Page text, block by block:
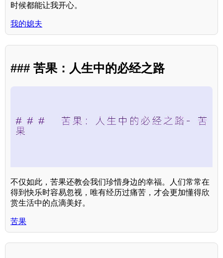
时候都能让我开心。
我的媳夫
### 苦果：人生中的必经之路
不仅如此，苦果还教会我们珍惜身边的幸福。人们常常在
得到快乐时容易忽视，唯有经历过痛苦，才会更加懂得欣
赏生活中的点滴美好。
苦果